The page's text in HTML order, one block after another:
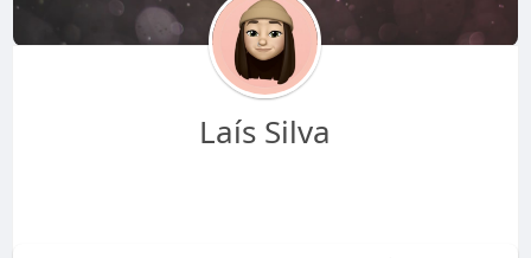
Laís Silva